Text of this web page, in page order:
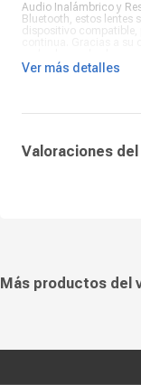
Audio Inalámbrico y
Bluetooth, estos lentes
dispositivo compatible,
o entrenamientos
Ver más detalles
Valoraciones
Más productos del